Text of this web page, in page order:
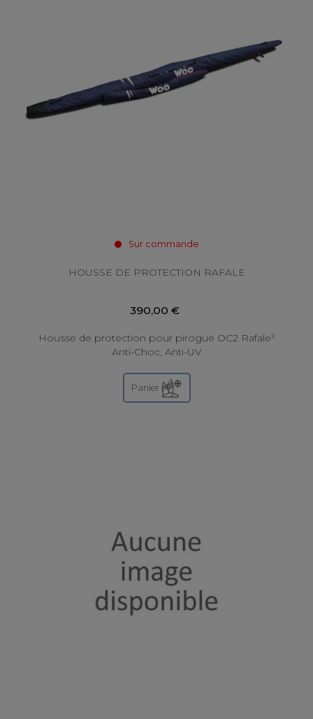
Sur commande
HOUSSE DE PROTECTION RAFALE
390,00 €
Housse de protection pour pirogue OC2 Rafale²
Anti-Choc, Anti-UV
Panier